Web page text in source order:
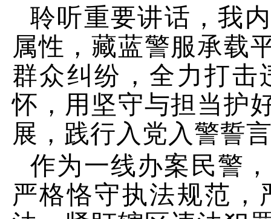
聆听重要讲话，我
属性，藏蓝警服承载
群众纠纷，全力打击
怀，用坚守与担当护
展，践行入党入警誓
作为一线办案民警
严格恪守执法规范